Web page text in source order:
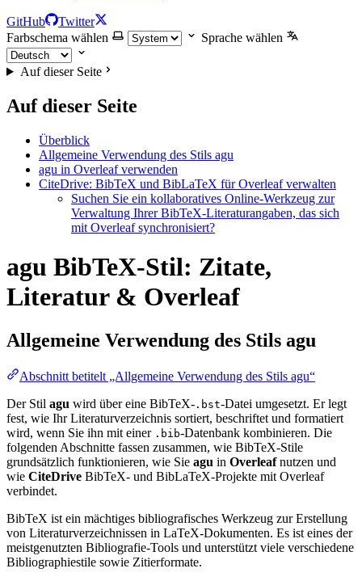
GitHub
Twitter
Farbschema wählen
Sprache wählen
Auf dieser Seite
Auf dieser Seite
Überblick
Allgemeine Verwendung des Stils agu
agu in Overleaf verwenden
CiteDrive: BibTeX und BibLaTeX für Overleaf verwalten
Suchen Sie ein kollaboratives Online-Werkzeug zur
Verwaltung Ihrer BibTeX-Literaturangaben, das sich
mit Overleaf synchronisiert?
agu BibTeX-Stil: Zitate,
Literatur & Overleaf
Allgemeine Verwendung des Stils agu
Abschnitt betitelt „Allgemeine Verwendung des Stils agu“
Der Stil agu wird über eine BibTeX- .bst-Datei umgesetzt. Er legt
fest, wie Ihr Literaturverzeichnis sortiert, beschriftet und formatiert
wird, wenn Sie ihn mit einer .bib-Datenbank kombinieren. Die
folgenden Abschnitte fassen zusammen, wie BibTeX-Stile
grundsätzlich funktionieren, wie Sie agu in Overleafnutzen und
wie CiteDrive BibTeX- und BibLaTeX-Projekte mit Overleaf
verbindet.
BibTeX ist ein mächtiges bibliografisches Werkzeug zur Erstellung
von Literaturverzeichnissen in LaTeX-Dokumenten. Es ist eines der
meistgenutzten Bibliografie-Tools und unterstützt viele verschiedene
Bibliographiestile sowie Zitierformate.